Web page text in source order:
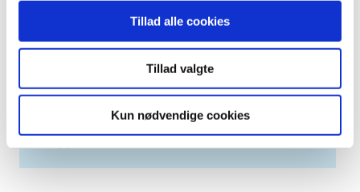
Tillad alle cookies
Tillad valgte
Kun nødvendige cookies
2009 (14)
2007 (3)